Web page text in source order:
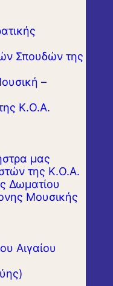
Σπουδών της
–
Κ.Ο.Α.
μας
της Κ.Ο.Α.
Δωματίου
Μουσικής
Αιγαίου